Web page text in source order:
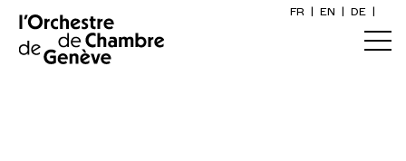
FR EN DE
Inicio